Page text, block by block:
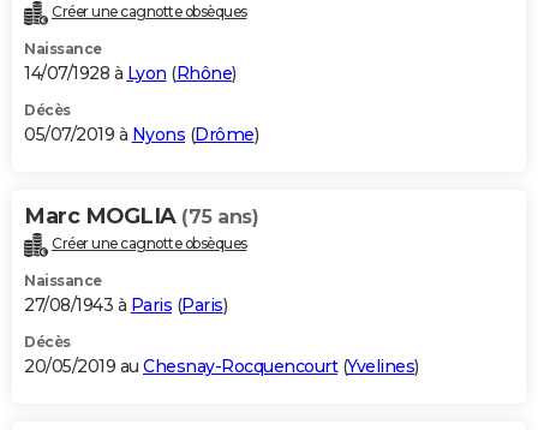
Créer une cagnotte obsèques
Naissance
14/07/1928 à Lyon (Rhône)
Décès
05/07/2019 à Nyons (Drôme)
Marc MOGLIA (75 ans)
Créer une cagnotte obsèques
Naissance
27/08/1943 à Paris (Paris)
Décès
20/05/2019 au Chesnay-Rocquencourt(Yvelines)